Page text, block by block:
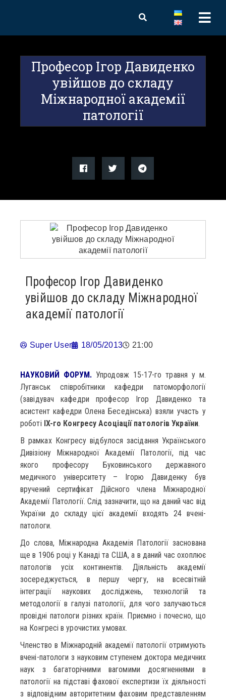
Професор Ігор Давиденко
увійшов до складу
Міжнародної академії
патології
Професор Ігор Давиденко
увійшов до складу Міжнародної
академії патології
Super User 18/05/2013 21:00
НАУКОВИЙ ФОРУМ. Упродовж 15-17-го травня у м.
Луганськ співробітники кафедри патоморфології
(завідувач кафедри професор Ігор Давиденко та
асистент кафедри Олена Беседінська) взяли участь у
роботі IX-го Конгресу Асоціації патологів України.
В рамках Конгресу відбулося засідання Українського
Дивізіону Міжнародної Академії Патології, під час
якого професору Буковинського державного
медичного університету – Ігорю Давиденку був
вручений сертифікат Дійсного члена Міжнародної
Академії Патології. Слід зазначити, що на даний час від
України до складу цієї академії входять 24 вчені-
патологи.
До слова, Міжнародна Академія Патології заснована
ще в 1906 році у Канаді та США, а в даний час охоплює
патологів усіх континентів. Діяльність академії
зосереджується, в першу чергу, на всесвітній
інтеграції наукових досліджень, технологій та
методології в галузі патології, для чого залучаються
провідні патологи різних країн. Приємно і почесно, що
на Конгресі в урочистих умовах.
Членство в Міжнародній академії патології отримують
вчені-патологи з науковим ступенем доктора медичних
наук з багаторічними вагомими досягненнями в
патології на підставі фахової експертизи їх діяльності
з відповідним авторитетним фаховим представленням